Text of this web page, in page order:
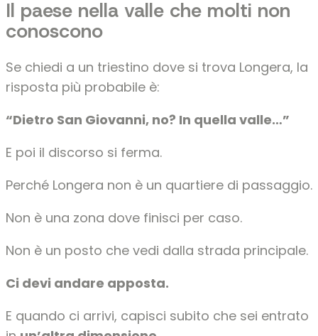
Il paese nella valle che molti non
conoscono
Se chiedi a un triestino dove si trova Longera, la
risposta più probabile è:
“Dietro San Giovanni, no? In quella valle…”
E poi il discorso si ferma.
Perché Longera non è un quartiere di passaggio.
Non è una zona dove finisci per caso.
Non è un posto che vedi dalla strada principale.
Ci devi andare apposta.
E quando ci arrivi, capisci subito che sei entrato